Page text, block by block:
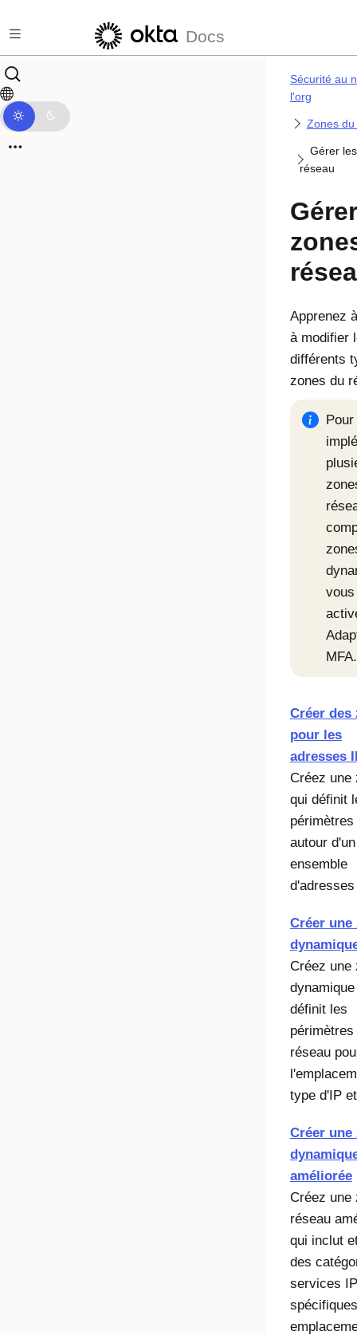
Docs
Sécurité au
l'org
Zones
Gérer
réseau
Apprenez
à modifier
différents
zones du
Pour
MFA.
Créer des
pour les
adresses
Créez une
qui définit
autour d'un
ensemble
d'adresses
Créer une
Créez une
définit les
périmètres
réseau
type d'IP
Créer une
améliorée
Créez une
réseau
qui inclut
des
services IP